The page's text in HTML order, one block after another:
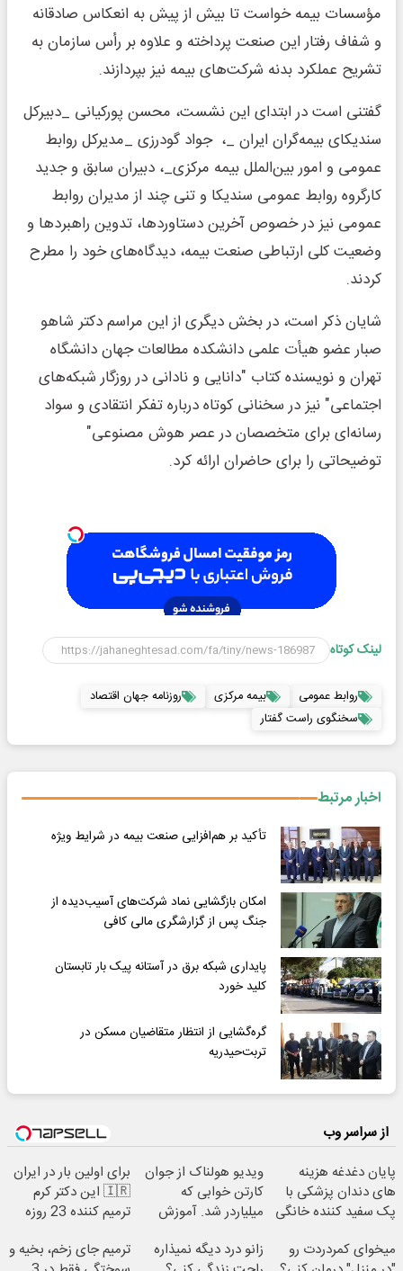
مؤسسات بیمه خواست تا بیش از پیش به انعکاس صادقانه
و شفاف رفتار این صنعت پرداخته و علاوه بر رأس سازمان به
تشریح عملکرد بدنه شرکت‌های بیمه نیز بپردازند.
گفتنی است در ابتدای این نشست، محسن پورکیانی _دبیرکل
سندیکای بیمه‌گران ایران _، جواد گودرزی _مدیرکل روابط
عمومی و امور بین‌الملل بیمه مرکزی_، دبیران سابق و جدید
کارگروه روابط عمومی سندیکا و تنی چند از مدیران روابط
عمومی نیز در خصوص آخرین دستاوردها، تدوین راهبردها و
وضعیت کلی ارتباطی صنعت بیمه، دیدگاه‌های خود را مطرح
کردند.
شایان ذکر است، در بخش دیگری از این مراسم دکتر شاهو
صبار عضو هیأت علمی دانشکده مطالعات جهان دانشگاه
تهران و نویسنده کتاب "دانایی و نادانی در روزگار شبکه‌های
اجتماعی" نیز در سخنانی کوتاه درباره تفکر انتقادی و سواد
رسانه‌ای برای متخصصان در عصر هوش مصنوعی"
توضیحاتی را برای حاضران ارائه کرد.
لینک کوتاه
روابط عمومی بیمه مرکزی
روزنامه جهان اقتصاد
سخنگوی راست گفتار
اخبار مرتبط
تأکید بر هم‌افزایی صنعت بیمه در شرایط ویژه
امکان بازگشایی نماد شرکت‌های آسیب‌دیده از
جنگ پس از گزارشگری مالی کافی
پایداری شبکه برق در آستانه پیک بار تابستان
کلید خورد‌
گره‌گشایی از انتظار متقاضیان مسکن در
تربت‌حیدریه
از سراسر وب
پایان دغدغه هزینه
های دندان پزشکی با
پک سفید کننده خانگی
ویدیو هولناک از جوان
کارتن خوابی که
میلیاردر شد. آموزش
برای اولین بار در ایران
🇮🇷 این دکتر کرم
ترمیم کننده 23 روزه
میخوای کمردردت رو
زانو درد دیگه نمیذاره
ترمیم جای زخم، بخیه و